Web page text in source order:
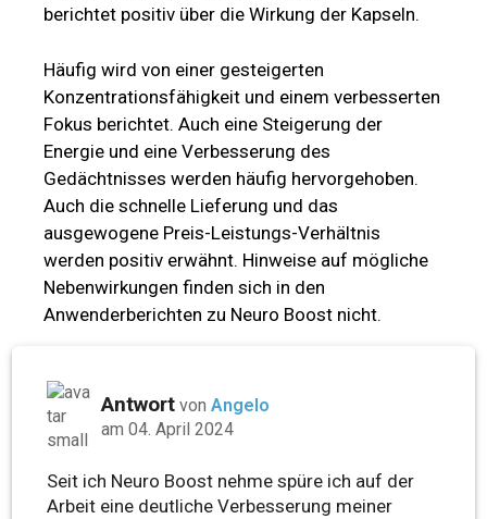
berichtet positiv über die Wirkung der Kapseln.
Häufig wird von einer gesteigerten
Konzentrationsfähigkeit und einem verbesserten
Fokus berichtet. Auch eine Steigerung der
Energie und eine Verbesserung des
Gedächtnisses werden häufig hervorgehoben.
Auch die schnelle Lieferung und das
ausgewogene Preis-Leistungs-Verhältnis
werden positiv erwähnt. Hinweise auf mögliche
Nebenwirkungen finden sich in den
Anwenderberichten zu Neuro Boost nicht.
Antwort von Angelo
am 04. April 2024
Seit ich Neuro Boost nehme spüre ich auf der
Arbeit eine deutliche Verbesserung meiner